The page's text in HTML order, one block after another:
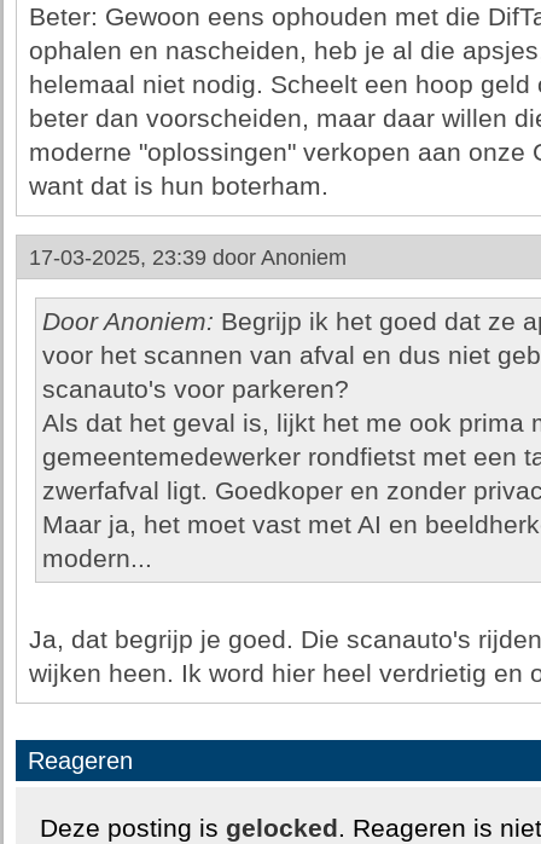
Beter: Gewoon eens ophouden met die
ophalen en nascheiden, heb je al die
helemaal niet nodig. Scheelt een hoop
beter dan voorscheiden, maar daar willen
moderne "oplossingen" verkopen aan onze
want dat is hun boterham.
17-03-2025, 23:39 door Anoniem
Door Anoniem: Begrijp ik het goed dat ze
voor het scannen van afval en dus niet
scanauto's voor parkeren?
Als dat het geval is, lijkt het me ook prima
gemeentemedewerker rondfietst met een
zwerfafval ligt. Goedkoper en zonder
Maar ja, het moet vast met AI en
modern...
Ja, dat begrijp je goed. Die scanauto's
wijken heen. Ik word hier heel verdrietig en
Reageren
Deze posting is gelocked. Reageren is